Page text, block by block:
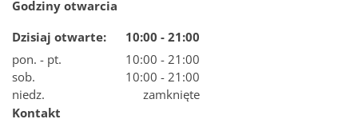
Udogodnienia
Godziny otwarcia
Godziny otwarcia
Dzisiaj otwarte:
10:00 - 21:00
pon. - pt.
10:00 - 21:00
sob.
10:00 - 21:00
niedz.
zamknięte
Kontakt